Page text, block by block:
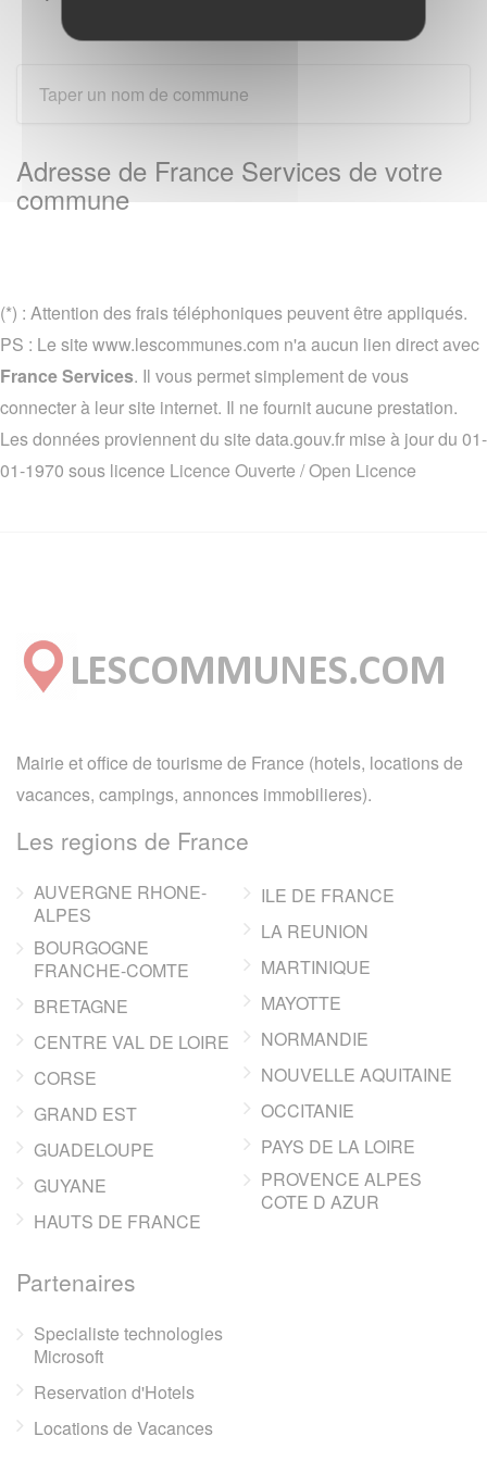
Adresse de France Services de votre
commune
(*) : Attention des frais téléphoniques peuvent être appliqués.
PS : Le site www.lescommunes.com n'a aucun lien direct avec
France Services. Il vous permet simplement de vous
connecter à leur site internet. Il ne fournit aucune prestation.
Les données proviennent du site data.gouv.fr mise à jour du 01-
01-1970 sous licence Licence Ouverte / Open Licence
Mairie et office de tourisme de France (hotels, locations de
vacances, campings, annonces immobilieres).
Les regions de France
AUVERGNE RHONE-
ALPES
BOURGOGNE
FRANCHE-COMTE
BRETAGNE
CENTRE VAL DE LOIRE
CORSE
GRAND EST
GUADELOUPE
GUYANE
HAUTS DE FRANCE
ILE DE FRANCE
LA REUNION
MARTINIQUE
MAYOTTE
NORMANDIE
NOUVELLE AQUITAINE
OCCITANIE
PAYS DE LA LOIRE
PROVENCE ALPES
COTE D AZUR
Partenaires
Specialiste technologies
Microsoft
Reservation d'Hotels
Locations de Vacances